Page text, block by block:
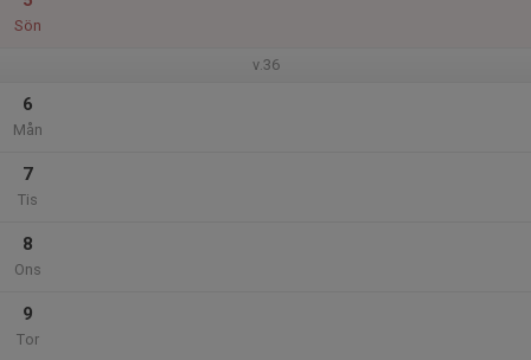
Sön
v.36
6
Mån
7
Tis
8
Ons
9
Tor